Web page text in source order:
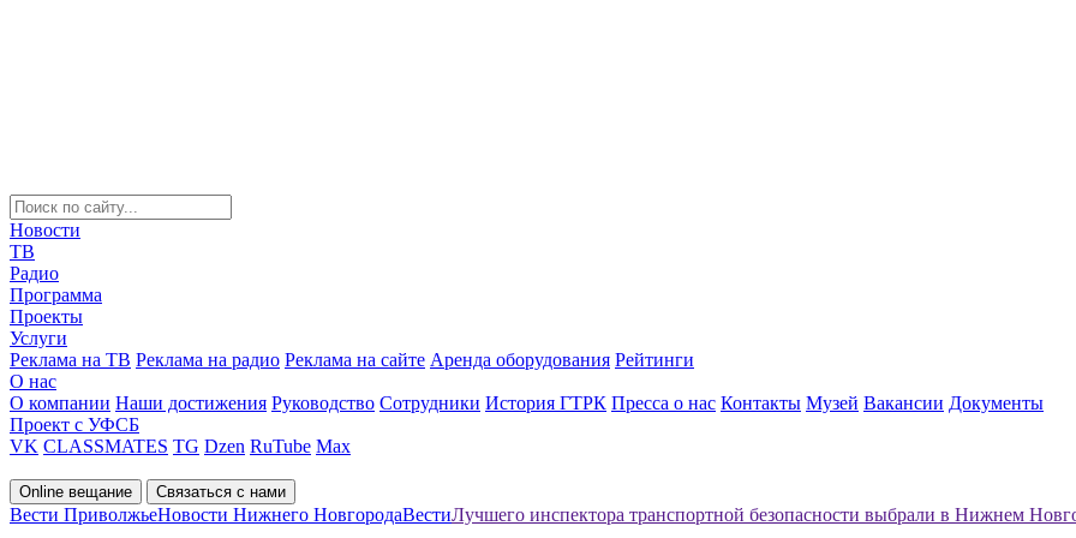
Новости
ТВ
Радио
Программа
Проекты
Услуги
Реклама на ТВ Реклама на радио Реклама на сайте Аренда оборудования Рейтинги
О нас
О компании Наши достижения Руководство Сотрудники История ГТРК Пресса о нас Контакты Музей Вакансии Документы
Проект с УФСБ
VK CLASSMATES TG Dzen RuTube Max
Online вещание Связаться с нами
Вести ПриволжьеНовости Нижнего НовгородаВестиЛучшего инспектора транспортной безопасности выбрали в Нижнем